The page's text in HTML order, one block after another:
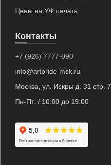
Цены на УФ печать
Контакты
+7 (926) 7777-090
info@artpride-msk.ru
Москва, ул. Искры д. 31 стр. 7
Пн-Пт: / 10:00 до 19:00